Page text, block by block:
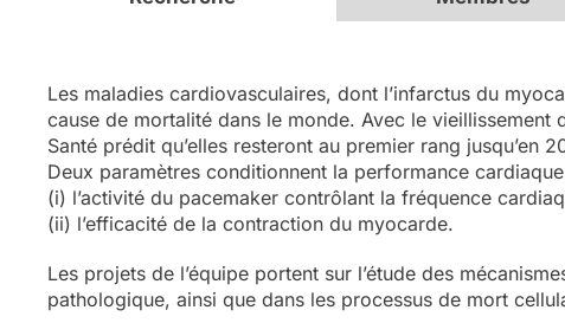
Les maladies cardiovasculaires, dont l’infarctus du
cause de mortalité dans le monde. Avec le vieillissement
Santé prédit qu’elles resteront au premier rang jusqu’en
Deux paramètres conditionnent la performance
(i) l’activité du pacemaker contrôlant la fréquence
(ii) l’efficacité de la contraction du myocarde.
Les projets de l’équipe portent sur l’étude des
pathologique, ainsi que dans les processus de mort